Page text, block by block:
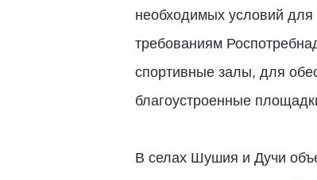
необходимых условий для
требованиям
спортивные залы, для
благоустроенные
В селах Шушия и Дучи